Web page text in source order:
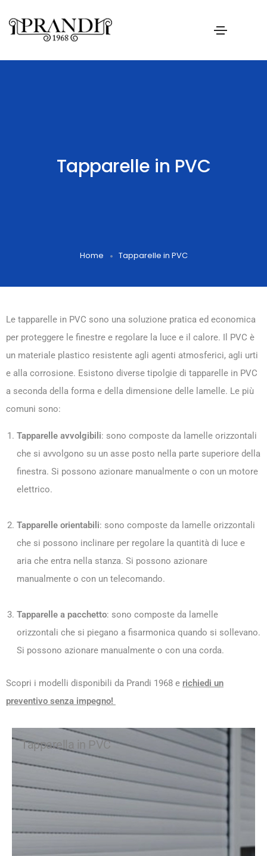
Tapparelle in PVC
Home Tapparelle in PVC
Le tapparelle in PVC sono una soluzione pratica ed economica
per proteggere le finestre e regolare la luce e il calore. Il PVC è
un materiale plastico resistente agli agenti atmosferici, agli urti
e alla corrosione. Esistono diverse tipolgie di tapparelle in PVC
a seconda della forma e della dimensione delle lamelle. Le più
comuni sono:
Tapparelle avvolgibili: sono composte da lamelle orizzontali
che si avvolgono su un asse posto nella parte superiore della
finestra. Si possono azionare manualmente o con un motore
elettrico.
Tapparelle orientabili: sono composte da lamelle orizzontali
che si possono inclinare per regolare la quantità di luce e
aria che entra nella stanza. Si possono azionare
manualmente o con un telecomando.
Tapparelle a pacchetto: sono composte da lamelle
orizzontali che si piegano a fisarmonica quando si sollevano.
Si possono azionare manualmente o con una corda.
Scopri i modelli disponibili da Prandi 1968 e richiedi un
preventivo senza impegno!
Tapparella in PVC